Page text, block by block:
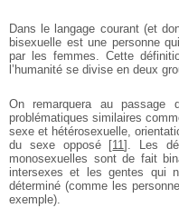
Dans le langage courant (et
bisexuelle est une personne
par les femmes. Cette
l’humanité se divise en deux
On remarquera au passage
problématiques similaires
sexe et hétérosexuelle,
du sexe opposé[11] . Les
monosexuelles sont de fait
intersexes et les gentes qui
déterminé (comme les
exemple).